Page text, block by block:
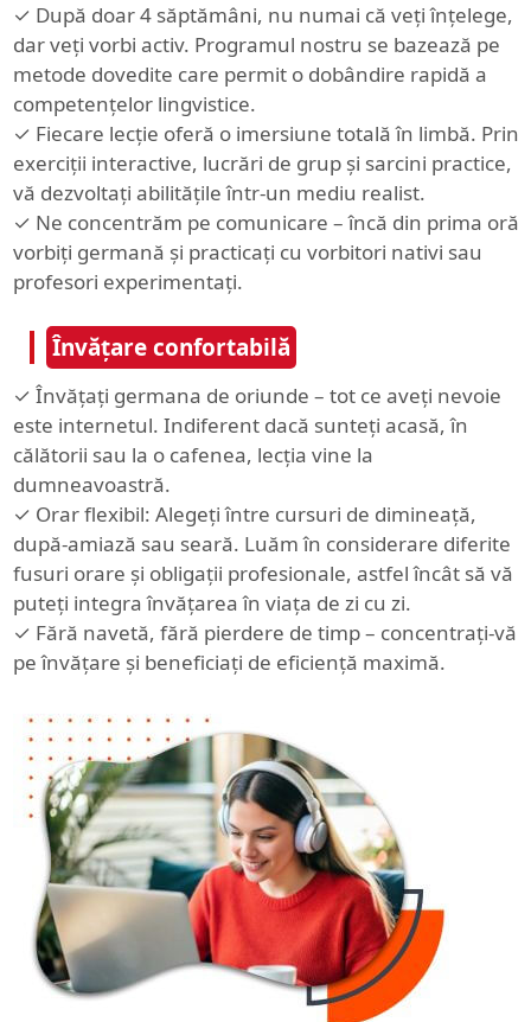
✓ După doar 4 săptămâni, nu numai că veți înțelege,
dar veți vorbi activ. Programul nostru se bazează pe
metode dovedite care permit o dobândire rapidă a
competențelor lingvistice.
✓ Fiecare lecție oferă o imersiune totală în limbă. Prin
exerciții interactive, lucrări de grup și sarcini practice,
vă dezvoltați abilitățile într-un mediu realist.
✓ Ne concentrăm pe comunicare – încă din prima oră
vorbiți germană și practicați cu vorbitori nativi sau
profesori experimentați.
Învățare confortabilă
✓ Învățați germana de oriunde – tot ce aveți nevoie
este internetul. Indiferent dacă sunteți acasă, în
călătorii sau la o cafenea, lecția vine la
dumneavoastră.
✓ Orar flexibil: Alegeți între cursuri de dimineață,
după-amiază sau seară. Luăm în considerare diferite
fusuri orare și obligații profesionale, astfel încât să vă
puteți integra învățarea în viața de zi cu zi.
✓ Fără navetă, fără pierdere de timp – concentrați-vă
pe învățare și beneficiați de eficiență maximă.